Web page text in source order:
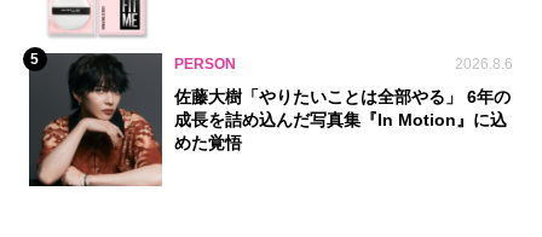
5 PERSON 2026.8.6
佐藤大樹「やりたいことは全部やる」 6年の
成長を詰め込んだ写真集『In Motion』に込
めた覚悟